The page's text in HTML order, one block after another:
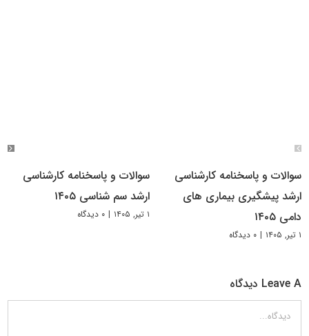
سوالات و پاسخنامه کارشناسی
ارشد پیشگیری بیماری های
دامی ۱۴۰۵
۱ تیر, ۱۴۰۵ | ۰ دیدگاه
سوالات و پاسخنامه کارشناسی
ارشد سم شناسی ۱۴۰۵
۱ تیر, ۱۴۰۵ | ۰ دیدگاه
Leave A دیدگاه
دیدگاه